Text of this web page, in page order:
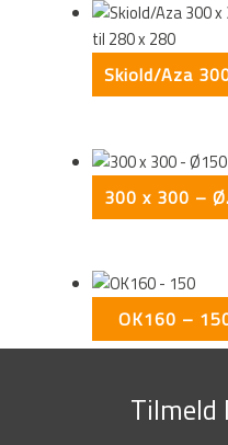
OK160 –
Tilmeld